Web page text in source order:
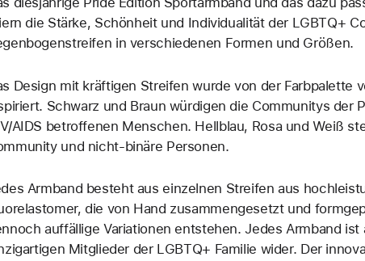
die Stärke, Schönheit und Individualität der LGBTQ+
in verschiedenen Formen und Größen.
Design mit kräftigen Streifen wurde von der Farbpalette
Schwarz und Braun würdigen die Communitys der
AIDS betroffenen Menschen. Hellblau, Rosa und Weiß
und nicht-binäre Personen.
Armband besteht aus einzelnen Streifen aus
die von Hand zusammen­gesetzt und
auffällige Variationen entstehen. Jedes Armband
Mitglieder der LGBTQ+ Familie wider. Der